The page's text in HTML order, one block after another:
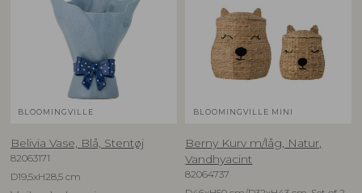
BLOOMINGVILLE
Belivia Vase, Blå, Stentøj
82063171
D19,5xH28,5 cm
BLOOMINGVILLE MINI
Berny Kurv m/låg, Natur,
Vandhyacint
82064737